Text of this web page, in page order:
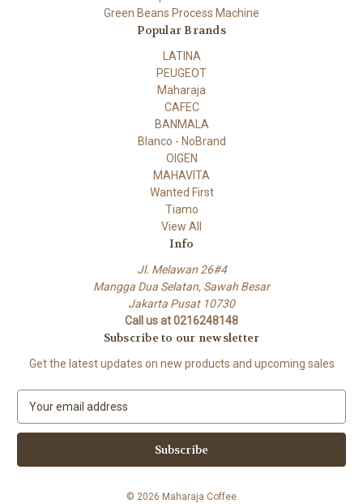
Green Beans Process Machine
Popular Brands
LATINA
PEUGEOT
Maharaja
CAFEC
BANMALA
Blanco - NoBrand
OIGEN
MAHAVITA
Wanted First
Tiamo
View All
Info
Jl. Melawan 26#4
Mangga Dua Selatan, Sawah Besar
Jakarta Pusat 10730
Call us at 0216248148
Subscribe to our newsletter
Get the latest updates on new products and upcoming sales
a
l
© 2026 Maharaja Coffee